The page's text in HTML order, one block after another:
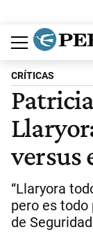
Política
Economía
Judiciales
Sociedad
Cultura
Espectáculos
Deportes
Protagonistas
CRÍTICAS
versus
“Llaryora
pero es todo
de